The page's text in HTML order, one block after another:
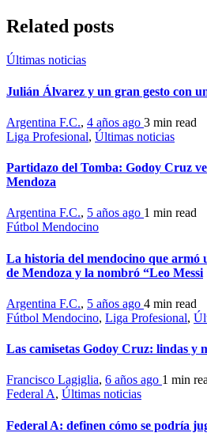
Related posts
Últimas noticias
Julián Álvarez y un gran gesto con
Argentina F.C., 4 años ago 3 min read
Liga Profesional, Últimas noticias
Partidazo del Tomba: Godoy Cruz
Mendoza
Argentina F.C., 5 años ago 1 min read
Fútbol Mendocino
La historia del mendocino que armó
de Mendoza y la nombró “Leo Messi
Argentina F.C., 5 años ago 4 min read
Fútbol Mendocino, Liga Profesional,
Las camisetas Godoy Cruz: lindas y
Francisco Lagiglia, 6 años ago 1 min
Federal A, Últimas noticias
Federal A: definen cómo se podría